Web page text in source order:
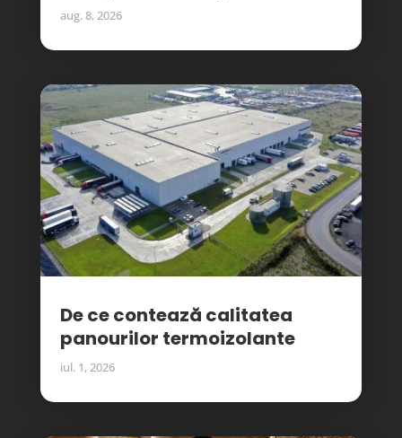
aug. 8, 2026
De ce contează calitatea
panourilor termoizolante
iul. 1, 2026